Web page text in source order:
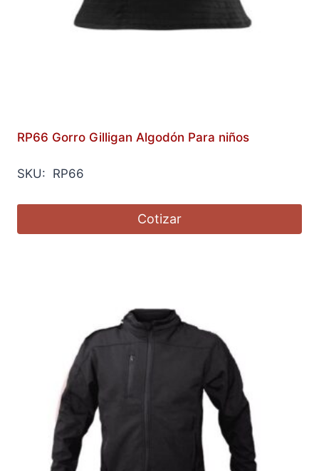
RP66 Gorro Gilligan Algodón Para niños
SKU: RP66
Cotizar